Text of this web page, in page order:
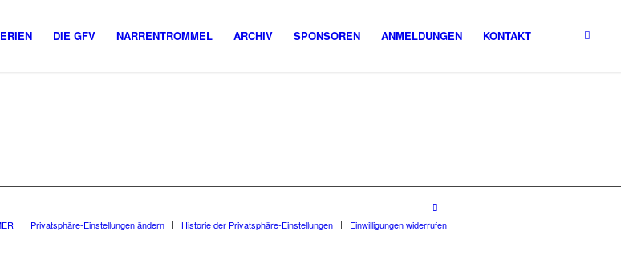
DIE GFV NARRENTROMMEL ARCHIV SPONSOREN ANMELDUNGEN KONTAKT
Privatsphäre-Einstellungen ändern Historie der Privatsphäre-Einstellungen Einwilligungen widerrufen